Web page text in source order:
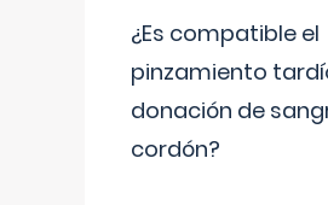
¿Es compatible el
pinzamiento
donación de
cordón?